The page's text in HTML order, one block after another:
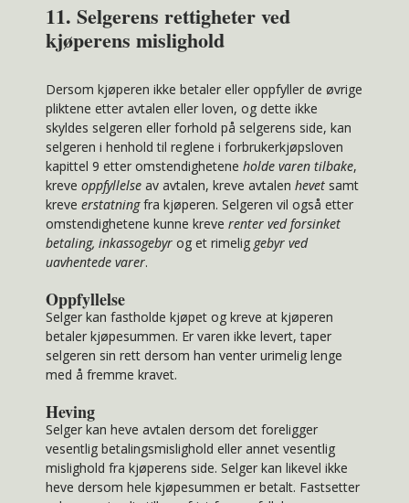
11. Selgerens rettigheter ved
kjøperens mislighold
Dersom kjøperen ikke betaler eller oppfyller de øvrige
pliktene etter avtalen eller loven, og dette ikke
skyldes selgeren eller forhold på selgerens side, kan
selgeren i henhold til reglene i forbrukerkjøpsloven
kapittel 9 etter omstendighetene holde varen tilbake,
kreve oppfyllelse av avtalen, kreve avtalen hevet samt
kreve erstatningfra kjøperen. Selgeren vil også etter
omstendighetene kunne kreve renter ved forsinket
betaling, inkassogebyr og et rimelig gebyr ved
uavhentede varer.
Oppfyllelse
Selger kan fastholde kjøpet og kreve at kjøperen
betaler kjøpesummen. Er varen ikke levert, taper
selgeren sin rett dersom han venter urimelig lenge
med å fremme kravet.
Heving
Selger kan heve avtalen dersom det foreligger
vesentlig betalingsmislighold eller annet vesentlig
mislighold fra kjøperens side. Selger kan likevel ikke
heve dersom hele kjøpesummen er betalt. Fastsetter